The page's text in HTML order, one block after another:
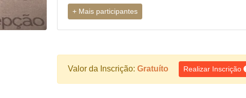
Valor da Inscrição: Gratuíto Realizar Inscrição